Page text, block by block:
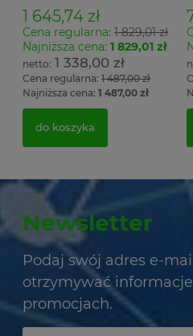
1 645,74 zł
Cena regularna: 1 829,01 zł
Najniższa cena: 1 829,01 zł
1 338,00 zł
Cena regularna: 1 487,00 zł
Najniższa cena: 1 487,00 zł
do koszyka
Newsletter
Podaj swój adres e-
otrzymywać
promocjach.